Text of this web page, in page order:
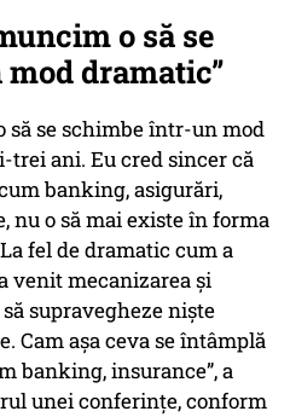
o să se
dramatic”
să se schimbe într-un mod
ani. Eu cred sincer că
banking, asigurări,
nu o să mai existe în forma
fel de dramatic cum a
venit mecanizarea şi
supravegheze nişte
Cam aşa ceva se întâmplă
banking, insurance”, a
unei conferințe, conform